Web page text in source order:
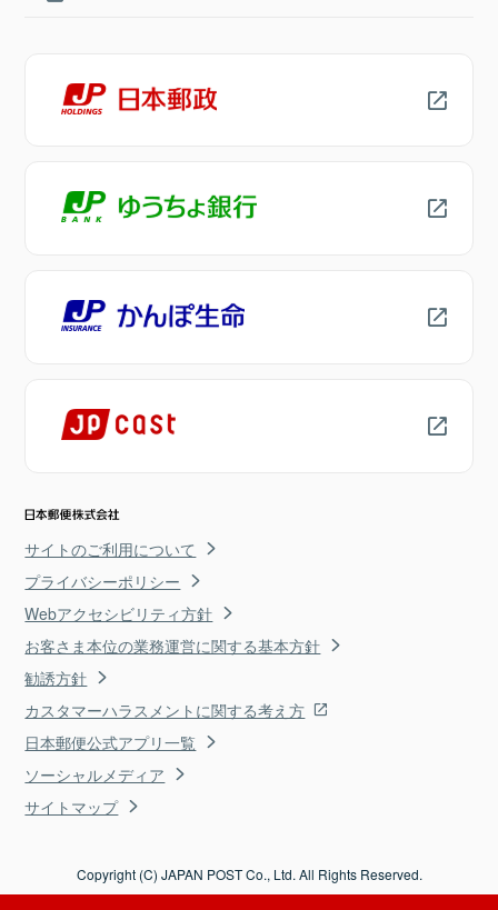
サイトのご利用について
プライバシーポリシー
Webアクセシビリティ方針
お客さま本位の業務運営に関する基本方針
勧誘方針
カスタマーハラスメントに関する考え方
日本郵便公式アプリ一覧
ソーシャルメディア
サイトマップ
Copyright (C) JAPAN POST Co., Ltd. All Rights Reserved.